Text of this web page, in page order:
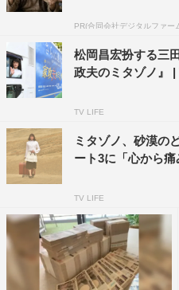
Hey! Say! JUMP
伊野尾慧 松岡昌
PR(合同会社デジタルファー
松岡昌宏扮する三
政夫のミタゾノ』 |
TV LIFE
ミタゾノ、砂漠の
ート3に「心から
TV LIFE